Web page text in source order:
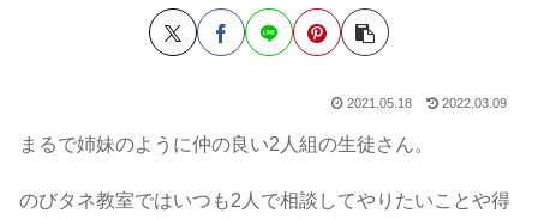
2021.05.18 2022.03.09
まるで姉妹のように仲の良い2人組の生徒さん。
のびタネ教室ではいつも2人で相談してやりたいことや得